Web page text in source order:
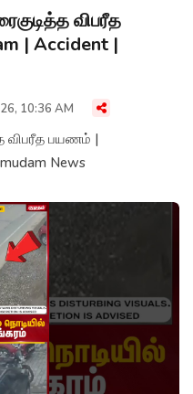
விபரீத
| Accident |
10:36 AM
விபரீத பயணம் |
News